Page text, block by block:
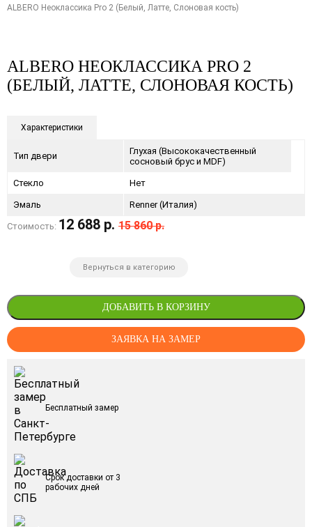
ALBERO Неоклассика Pro 2 (Белый, Латте, Слоновая кость)
ALBERO НЕОКЛАССИКА PRO 2
(БЕЛЫЙ, ЛАТТЕ, СЛОНОВАЯ КОСТЬ)
Характеристики
Тип двери
Глухая (Высококачественный
сосновый брус и MDF)
Стекло Нет
Эмаль Renner (Италия)
Стоимость: 12 688 р. 15 860 р.
Вернуться в категорию
ДОБАВИТЬ В КОРЗИНУ
ЗАЯВКА НА ЗАМЕР
Бесплатный замер
Срок доставки от 3
рабочих дней